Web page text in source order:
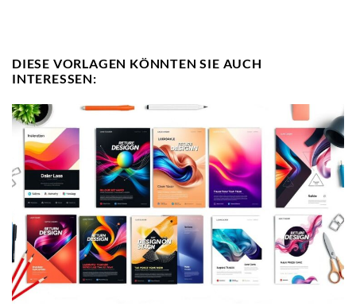
DIESE VORLAGEN KÖNNTEN SIE AUCH
INTERESSEN: